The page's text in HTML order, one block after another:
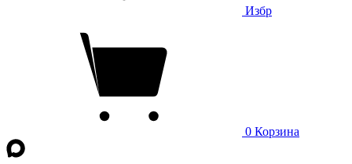
Избр
0 Корзина